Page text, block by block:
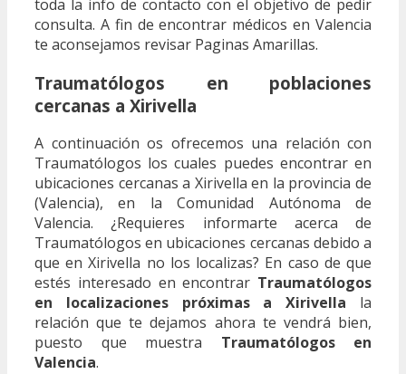
toda la info de contacto con el objetivo de pedir
consulta. A fin de encontrar médicos en Valencia
te aconsejamos revisar Paginas Amarillas.
Traumatólogos en poblaciones
cercanas a Xirivella
A continuación os ofrecemos una relación con
Traumatólogos los cuales puedes encontrar en
ubicaciones cercanas a Xirivella en la provincia de
(Valencia), en la Comunidad Autónoma de
Valencia. ¿Requieres informarte acerca de
Traumatólogos en ubicaciones cercanas debido a
que en Xirivella no los localizas? En caso de que
estés interesado en encontrar Traumatólogos
en localizaciones próximas a Xirivella la
relación que te dejamos ahora te vendrá bien,
puesto que muestra Traumatólogos en
Valencia.